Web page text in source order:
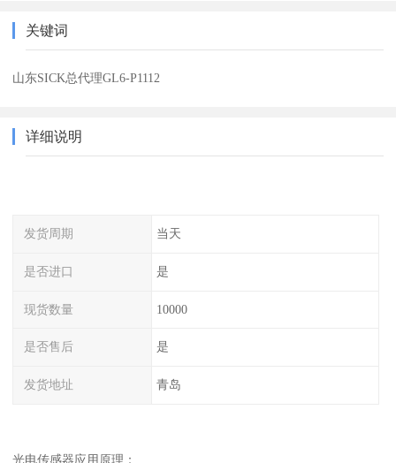
关键词
山东SICK总代理GL6-P1112
详细说明
发货周期 当天
是否进口 是
现货数量 10000
是否售后 是
发货地址 青岛
光电传感器应用原理：